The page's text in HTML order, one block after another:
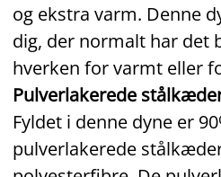
og ekstra varm. Denne
dig, der normalt har det
hverken for varmt eller
Pulverlakerede
Fyldet i denne dyne er
pulverlakerede